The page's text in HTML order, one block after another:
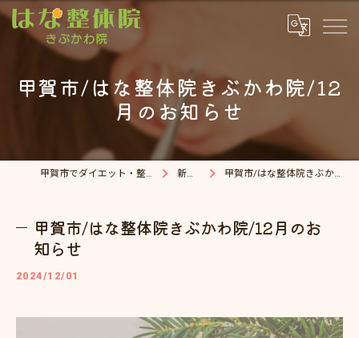
甲賀市/はな整体院きぶかわ院/12
月のお知らせ
甲賀市でダイエット・整体院ならはな整体院 新着情報 甲賀市/はな整体院きぶかわ院/12月のお知らせ
甲賀市/はな整体院きぶかわ院/12月のお
知らせ
2024/12/01